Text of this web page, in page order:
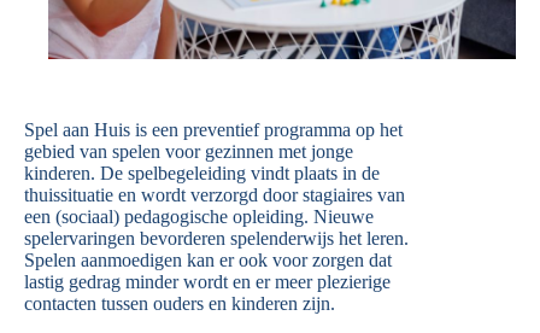
Spel aan Huis is een preventief programma op het
gebied van spelen voor gezinnen met jonge
kinderen. De spelbegeleiding vindt plaats in de
thuissituatie en wordt verzorgd door stagiaires van
een (sociaal) pedagogische opleiding. Nieuwe
spelervaringen bevorderen spelenderwijs het leren.
Spelen aanmoedigen kan er ook voor zorgen dat
lastig gedrag minder wordt en er meer plezierige
contacten tussen ouders en kinderen zijn.